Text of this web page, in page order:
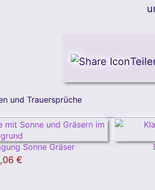
und Trauersprüche
Sonne Gräser
€